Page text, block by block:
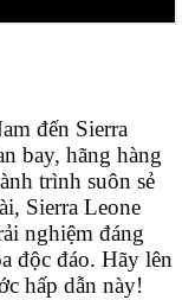
đến Sierra
bay, hãng hàng
trình suôn sẻ
Sierra Leone
nghiệm đáng
độc đáo. Hãy lên
hấp dẫn này!